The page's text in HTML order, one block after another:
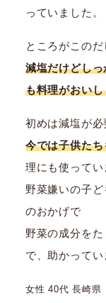
っていました。
ところがこのだ
減塩だけどし
も料理がおい
初めは減塩が必
今では子供た
理にも使ってい
野菜嫌いの子
のおかげで
野菜の成分を
で、助かってい
女性 40代 長崎県